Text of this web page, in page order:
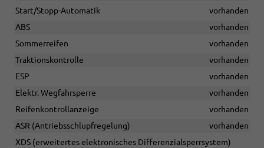
Start/Stopp-Automatik
vorhanden
ABS
vorhanden
Sommerreifen
vorhanden
Traktionskontrolle
vorhanden
ESP
vorhanden
Elektr. Wegfahrsperre
vorhanden
Reifenkontrollanzeige
vorhanden
ASR (Antriebsschlupfregelung)
vorhanden
XDS (erweitertes elektronisches Differenzialsperrsystem)